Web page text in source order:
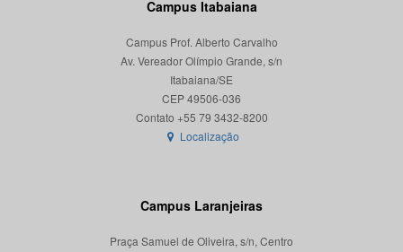
Campus Itabaiana
Campus Prof. Alberto Carvalho
Av. Vereador Olímpio Grande, s/n
Itabaiana/SE
CEP 49506-036
Localização
Campus Laranjeiras
Praça Samuel de Oliveira, s/n, Centro